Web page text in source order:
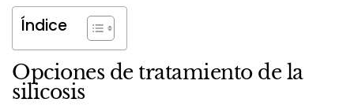
Índice
Opciones de tratamiento de la
silicosis